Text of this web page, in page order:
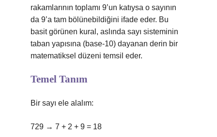
rakamlarının toplamı 9’un katıysa o sayının
da 9’a tam bölünebildiğini ifade eder. Bu
basit görünen kural, aslında sayı sisteminin
taban yapısına (base-10) dayanan derin bir
matematiksel düzeni temsil eder.
Temel Tanım
Bir sayı ele alalım:
729 → 7 + 2 + 9 = 18